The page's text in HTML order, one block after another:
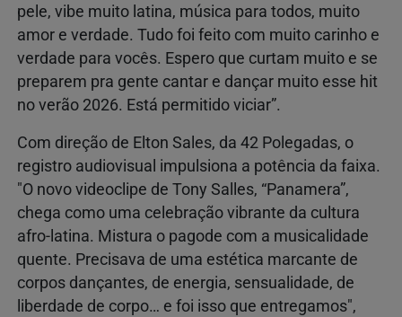
pele, vibe muito latina, música para todos, muito
amor e verdade. Tudo foi feito com muito carinho e
verdade para vocês. Espero que curtam muito e se
preparem pra gente cantar e dançar muito esse hit
no verão 2026. Está permitido viciar”.
Com direção de Elton Sales, da 42 Polegadas, o
registro audiovisual impulsiona a potência da faixa.
"O novo videoclipe de Tony Salles, “Panamera”,
chega como uma celebração vibrante da cultura
afro-latina. Mistura o pagode com a musicalidade
quente. Precisava de uma estética marcante de
corpos dançantes, de energia, sensualidade, de
liberdade de corpo… e foi isso que entregamos",